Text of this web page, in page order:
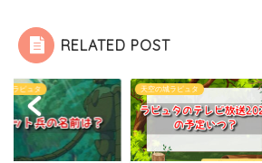
RELATED POST
城ラピュタ 天空の城ラピュタ